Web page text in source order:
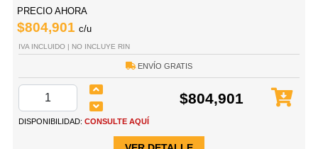
PRECIO AHORA
$804,901 c/u
IVA INCLUIDO | NO INCLUYE RIN
ENVÍO GRATIS
$804,901
DISPONIBILIDAD: CONSULTE AQUÍ